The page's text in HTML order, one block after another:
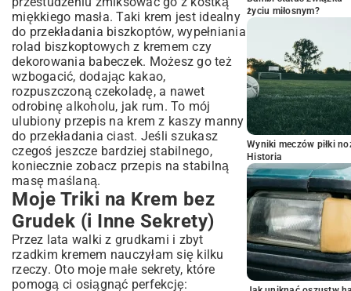
miękkiego masła. Taki krem jest idealny
do przekładania biszkoptów, wypełniania
rolad biszkoptowych z kremem czy
dekorowania babeczek. Możesz go też
wzbogacić, dodając kakao,
rozpuszczoną czekoladę, a nawet
odrobinę alkoholu, jak rum. To mój
ulubiony przepis na krem z kaszy manny
do przekładania ciast. Jeśli szukasz
czegoś jeszcze bardziej stabilnego,
koniecznie zobacz przepis na stabilną
masę maślaną.
Moje Triki na Krem bez
Grudek (i Inne Sekrety)
Przez lata walki z grudkami i zbyt
rzadkim kremem nauczyłam się kilku
rzeczy. Oto moje małe sekrety, które
pomogą ci osiągnąć perfekcję:
życiu miłosnym?
Wyniki meczów piłki
Historia